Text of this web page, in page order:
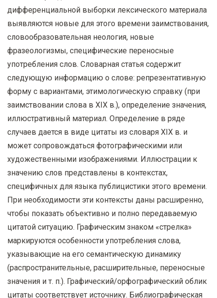
дифференциальной выборки лексического материала
выявляются новые для этого времени заимствования,
словообразовательная неология, новые
фразеологизмы, специфические переносные
употребления слов. Словарная статья содержит
следующую информацию о слове: репрезентативную
форму с вариантами, этимологическую справку (при
заимствовании слова в XIX в.), определение значения,
иллюстративный материал. Определение в ряде
случаев дается в виде цитаты из словаря XIX в. и
может сопровождаться фотографическими или
художественными изображениями. Иллюстрации к
значению слов представлены в контекстах,
специфичных для языка публицистики этого времени.
При необходимости эти контексты даны расширенно,
чтобы показать объективно и полно передаваемую
цитатой ситуацию. Графическим знаком «стрелка»
маркируются особенности употребления слова,
указывающие на его семантическую динамику
(распространительные, расширительные, переносные
значения и т. п.). Графический/орфографический облик
цитаты соответствует источнику. Библиографическая